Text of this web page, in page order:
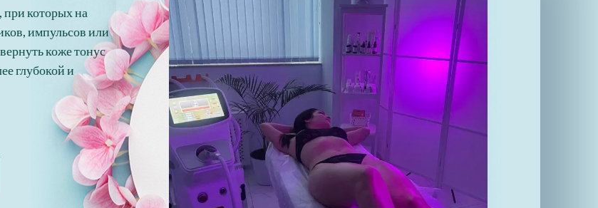
при которых на
импульсов или
коже тонус
глубокой и